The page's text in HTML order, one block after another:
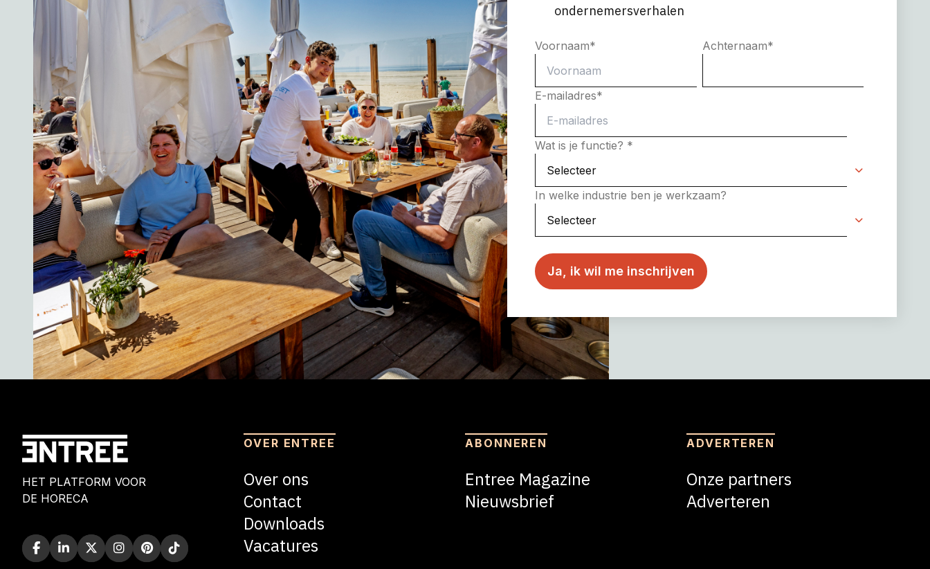
ondernemersverhalen
Voornaam* Achternaam*
E-mailadres*
Wat is je functie? *
In welke industrie ben je werkzaam?
HET PLATFORM VOOR
DE HORECA
OVER ENTREE
Over ons
Contact
Downloads
Vacatures
ABONNEREN
Entree Magazine
Nieuwsbrief
ADVERTEREN
Onze partners
Adverteren